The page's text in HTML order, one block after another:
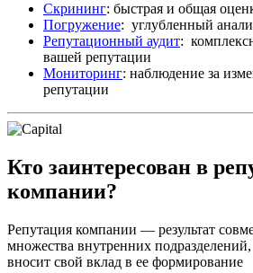
Скрининг: быстрая и общая
Погружение: углубленный
Репутационный аудит:
вашей репутации
Мониторинг: наблюдение за
репутации
Кто заинтересован в
компании?
Репутация компании — результат
множества внутренних
вносит свой вклад в ее формирование